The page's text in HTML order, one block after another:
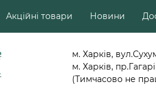
Акційні товари Новини
м. Харків,
м. Харків,
(Тимчасово не